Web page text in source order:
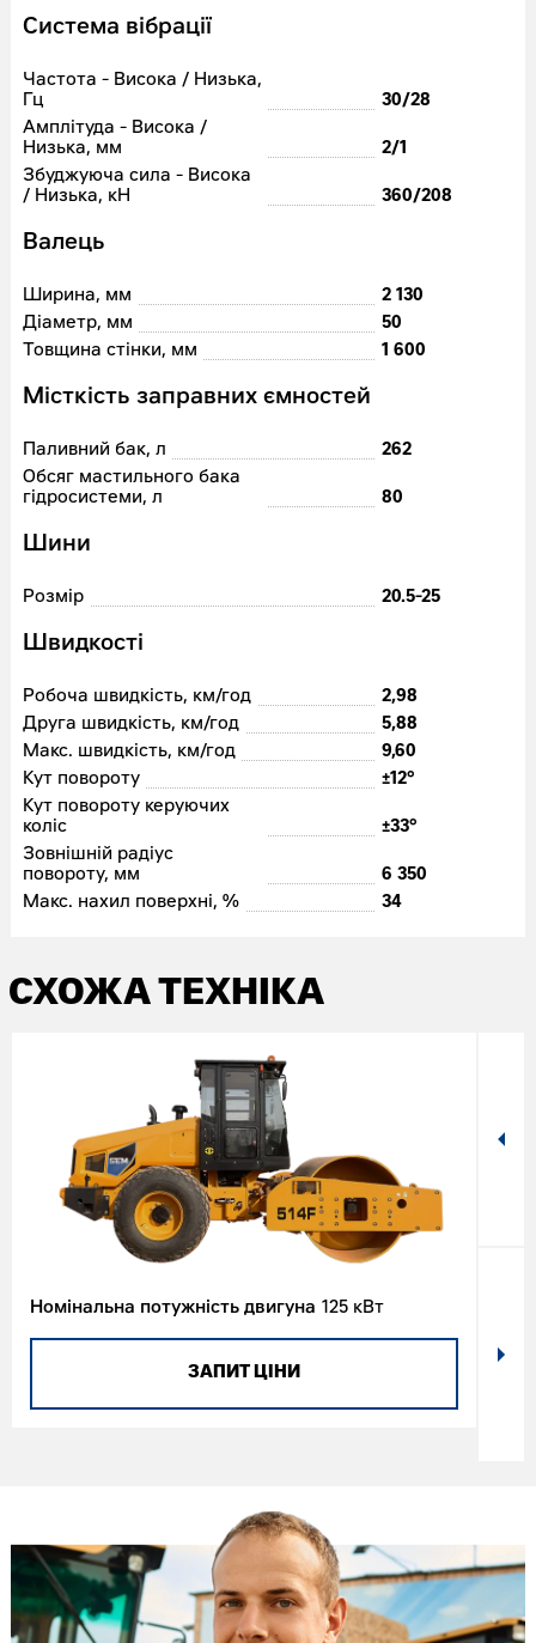
Система вібрації
Частота - Висока / Низька,
Гц
30/28
Амплітуда - Висока /
Низька, мм
2/1
Збуджуюча сила - Висока
/ Низька, кН
360/208
Валець
Ширина, мм
2 130
Діаметр, мм
50
Товщина стінки, мм
1 600
Місткість заправних ємностей
Паливний бак, л
262
Обсяг мастильного бака
гідросистеми, л
80
Шини
Розмір 20.5-25
Швидкості
Робоча швидкість, км/год
2,98
Друга швидкість, км/год
5,88
Макс. швидкість, км/год
9,60
Кут повороту
±12°
Кут повороту керуючих
коліс
±33°
Зовнішній радіус
повороту, мм
6 350
Макс. нахил поверхні, %
34
СХОЖА ТЕХНІКА
Номінальна потужність двигуна 125 кВт
ЗАПИТ ЦІНИ